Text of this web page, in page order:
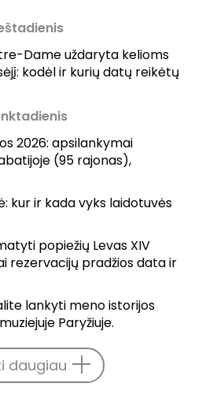
Dame uždaryta kelioms
kodėl ir kurių datų reikėtų
2026: apsilankymai
(95 rajonas),
kur ir kada vyks laidotuvės
popiežių Levas XIV
rezervacijų pradžios data ir
lankyti meno istorijos
Paryžiuje.
daugiau